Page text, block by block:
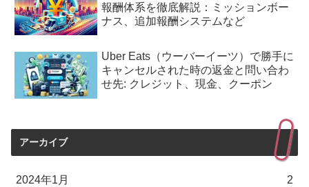
報酬体系を徹底解説：ミッションボー
ナス、追加報酬システムなど
Uber Eats（ウーバーイーツ）で勝手に
キャンセルされた時の返金と問い合わ
せ先: クレジット、現金、クーポン
アーカイブ
2024年1月 2